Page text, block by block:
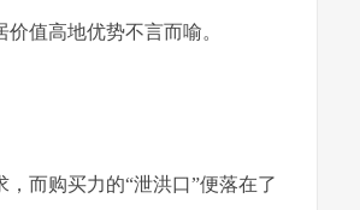
值高地优势不言而喻。
而购买力的“泄洪口”便落在了